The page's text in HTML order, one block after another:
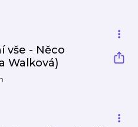
vše - Něco
Walková)